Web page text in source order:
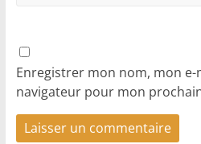
Enregistrer mon nom, mon
navigateur pour mon